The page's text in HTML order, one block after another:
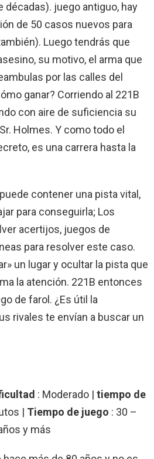
décadas). juego antiguo, hay
de 50 casos nuevos para
Luego tendrás que
su motivo, el arma que
por las calles del
ganar? Corriendo al 221B
con aire de suficiencia su
Holmes. Y como todo el
es una carrera hasta la
contener una pista vital,
para conseguirla; Los
acertijos, juegos de
para resolver este caso.
un lugar y ocultar la pista que
la atención. 221B entonces
de farol. ¿Es útil la
rivales te envían a buscar un
: Moderado | tiempo de
| Tiempo de juego : 30 –
y más